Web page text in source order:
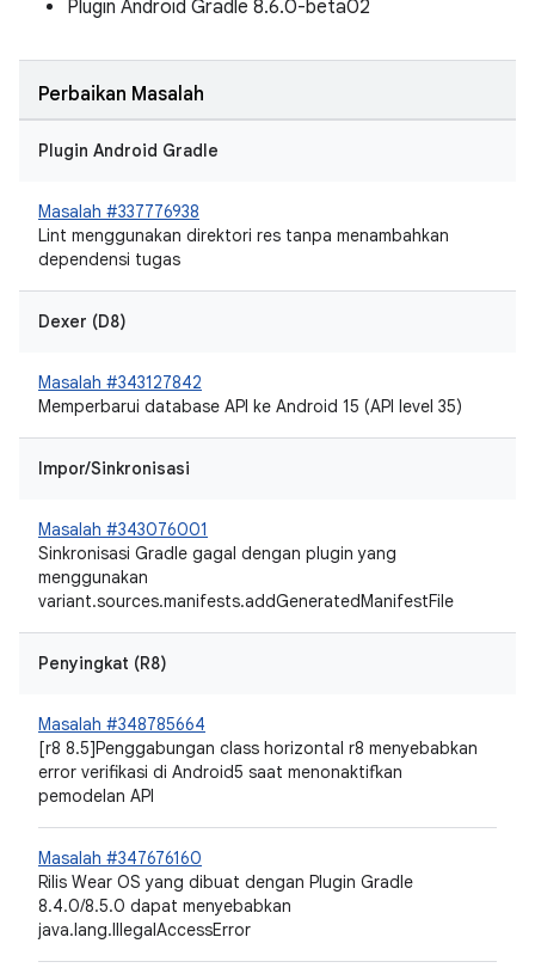
Plugin Android Gradle 8.6.0-beta02
Perbaikan Masalah
Plugin Android Gradle
Masalah #337776938
Lint menggunakan direktori res tanpa menambahkan
dependensi tugas
Dexer (D8)
Masalah #343127842
Memperbarui database API ke Android 15 (API level 35)
Impor/Sinkronisasi
Masalah #343076001
Sinkronisasi Gradle gagal dengan plugin yang
menggunakan
variant.sources.manifests.addGeneratedManifestFile
Penyingkat (R8)
Masalah #348785664
[r8 8.5]Penggabungan class horizontal r8 menyebabkan
error verifikasi di Android5 saat menonaktifkan
pemodelan API
Masalah #347676160
Rilis Wear OS yang dibuat dengan Plugin Gradle
8.4.0/8.5.0 dapat menyebabkan
java.lang.IllegalAccessError